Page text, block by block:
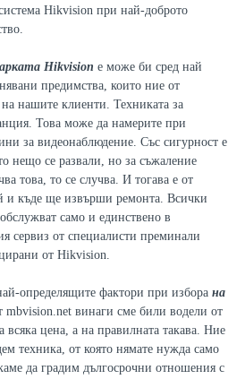
Hikvision при най-доброто
Hikvision е може би сред най
предимства, които ние от
нашите клиенти. Техниката за
Това може да намерите при
за видеонаблюдение. Със сигурност е
нещо се развали, но за съжаление
това, то се случва. И тогава е от
и къде ще извърши ремонта. Всички
само и единствено в
сервиз от специалисти преминали
от Hikvision.
определящите фактори при избора на
mbvision.net винаги сме били водели от
всяка цена, а на правилната такава. Ние
техника, от която нямате нужда само
да градим дългосрочни отношения с